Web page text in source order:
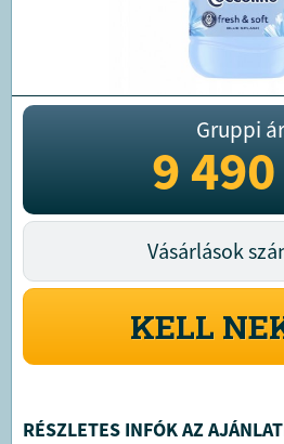
Gruppi
9
Vásárlások
KELL
RÉSZLETES INFÓK AZ